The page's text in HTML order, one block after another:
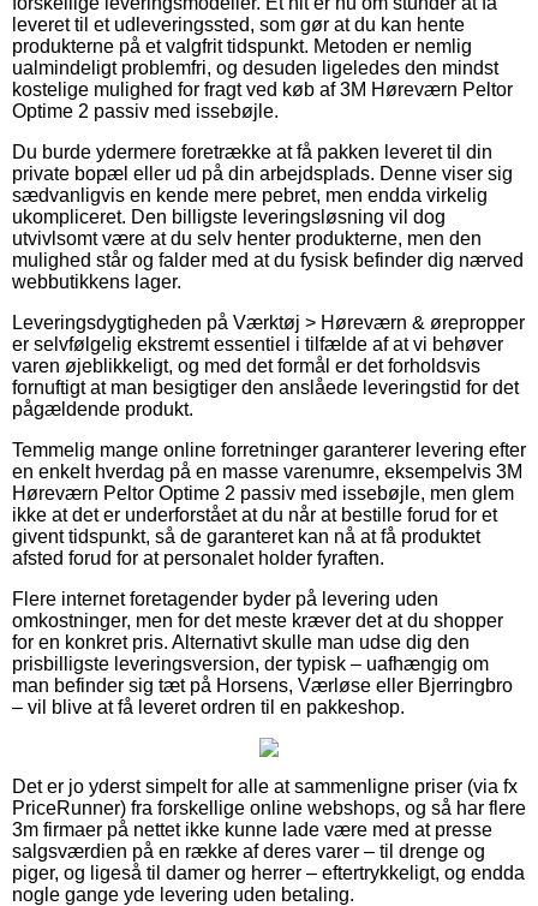
leveret til et udleveringssted, som gør at du kan hente
produkterne på et valgfrit tidspunkt. Metoden er nemlig
ualmindeligt problemfri, og desuden ligeledes den mindst
kostelige mulighed for fragt ved køb af 3M Høreværn Peltor
Optime 2 passiv med issebøjle.
Du burde ydermere foretrække at få pakken leveret til din
private bopæl eller ud på din arbejdsplads. Denne viser sig
sædvanligvis en kende mere pebret, men endda virkelig
ukompliceret. Den billigste leveringsløsning vil dog
utvivlsomt være at du selv henter produkterne, men den
mulighed står og falder med at du fysisk befinder dig nærved
webbutikkens lager.
Leveringsdygtigheden på Værktøj > Høreværn & ørepropper
er selvfølgelig ekstremt essentiel i tilfælde af at vi behøver
varen øjeblikkeligt, og med det formål er det forholdsvis
fornuftigt at man besigtiger den anslåede leveringstid for det
pågældende produkt.
Temmelig mange online forretninger garanterer levering efter
en enkelt hverdag på en masse varenumre, eksempelvis 3M
Høreværn Peltor Optime 2 passiv med issebøjle, men glem
ikke at det er underforstået at du når at bestille forud for et
givent tidspunkt, så de garanteret kan nå at få produktet
afsted forud for at personalet holder fyraften.
Flere internet foretagender byder på levering uden
omkostninger, men for det meste kræver det at du shopper
for en konkret pris. Alternativt skulle man udse dig den
prisbilligste leveringsversion, der typisk – uafhængig om
man befinder sig tæt på Horsens, Værløse eller Bjerringbro
– vil blive at få leveret ordren til en pakkeshop.
Det er jo yderst simpelt for alle at sammenligne priser (via fx
PriceRunner) fra forskellige online webshops, og så har flere
3m firmaer på nettet ikke kunne lade være med at presse
salgsværdien på en række af deres varer – til drenge og
piger, og ligeså til damer og herrer – eftertrykkeligt, og endda
nogle gange yde levering uden betaling.